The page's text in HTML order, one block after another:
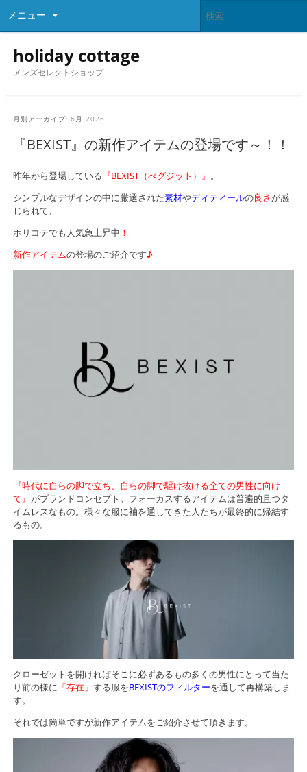
メニュー
holiday cottage
メンズセレクトショップ
月別アーカイブ: 6月 2026
『BEXIST』の新作アイテムの登場です～！！
昨年から登場している 『BEXIST（べグジット）』 。
シンプルなデザインの中に厳選された素材やディティールの良さが感
じられて、
ホリコテでも人気急上昇中 ！
新作アイテムの登場のご紹介です♪
『時代に自らの脚で立ち、自らの脚で駆け抜ける全ての男性に向け
て』 がブランドコンセプト。フォーカスするアイテムは普遍的且つタ
イムレスなもの。様々な服に袖を通してきた人たちが最終的に帰結す
るもの。
クローゼットを開ければそこに必ずあるもの多くの男性にとって当た
り前の様に 「存在」 する服をBEXISTのフィルターを通して再構築しま
す。
それでは簡単ですが新作アイテムをご紹介させて頂きます。